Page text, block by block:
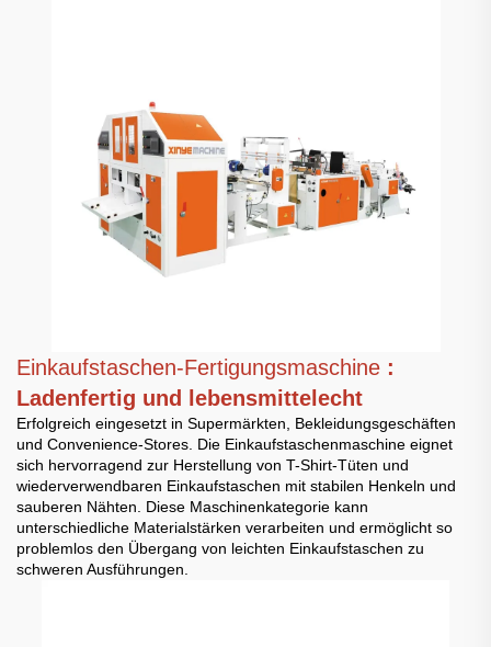
Einkaufstaschen-Fertigungsmaschine :
Ladenfertig und lebensmittelecht
Erfolgreich eingesetzt in Supermärkten, Bekleidungsgeschäften
und Convenience-Stores. Die Einkaufstaschenmaschine eignet
sich hervorragend zur Herstellung von T-Shirt-Tüten und
wiederverwendbaren Einkaufstaschen mit stabilen Henkeln und
sauberen Nähten. Diese Maschinenkategorie kann
unterschiedliche Materialstärken verarbeiten und ermöglicht so
problemlos den Übergang von leichten Einkaufstaschen zu
schweren Ausführungen.